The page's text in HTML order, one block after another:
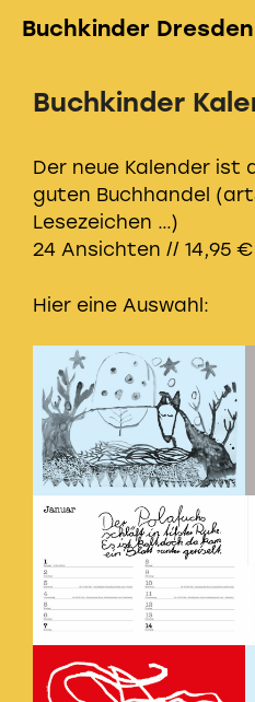
Inhalt
Buchkinder Dresden
Buchkinder
Der neue Kalender ist
guten Buchhandel
Lesezeichen …)
24 Ansichten // 14,95 €
Hier eine Auswahl: